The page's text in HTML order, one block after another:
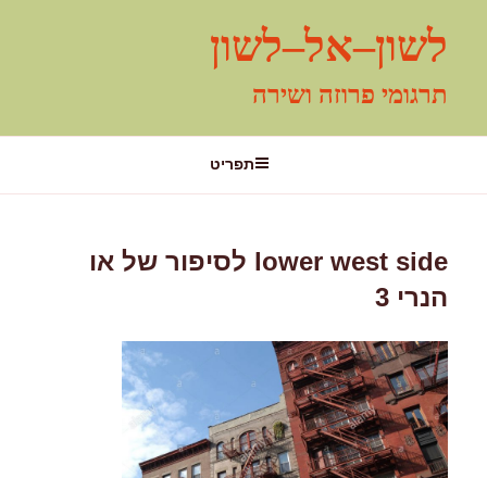
לתוכןלשון–אל–לשון
תרגומי פרוזה ושירה
תפריט
lower west side לסיפור של או
הנרי 3